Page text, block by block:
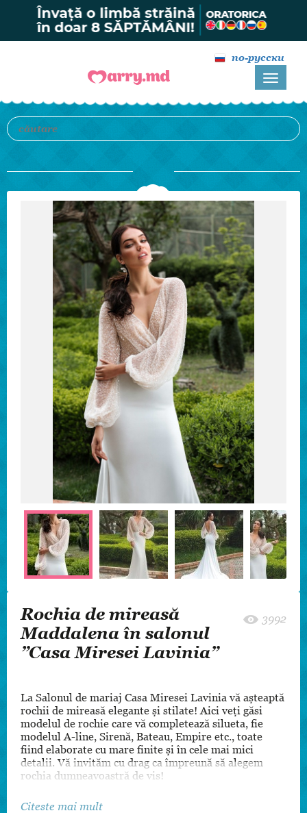
по-русски
Rochia de mireasă
Maddalena în salonul
”Casa Miresei Lavinia”
3992
La Salonul de mariaj Casa Miresei Lavinia vă așteaptă
rochii de mireasă elegante și stilate! Aici veți găsi
modelul de rochie care vă completează silueta, fie
modelul A-line, Sirenă, Bateau, Empire etc., toate
fiind elaborate cu mare finite și în cele mai mici
detalii. Vă invităm cu drag ca împreună să alegem
rochia dumneavoastră de vis!
Citeste mai mult